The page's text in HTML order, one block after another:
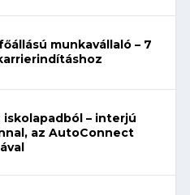
munkavállaló – 7
iskolapadból – interjú
az AutoConnect